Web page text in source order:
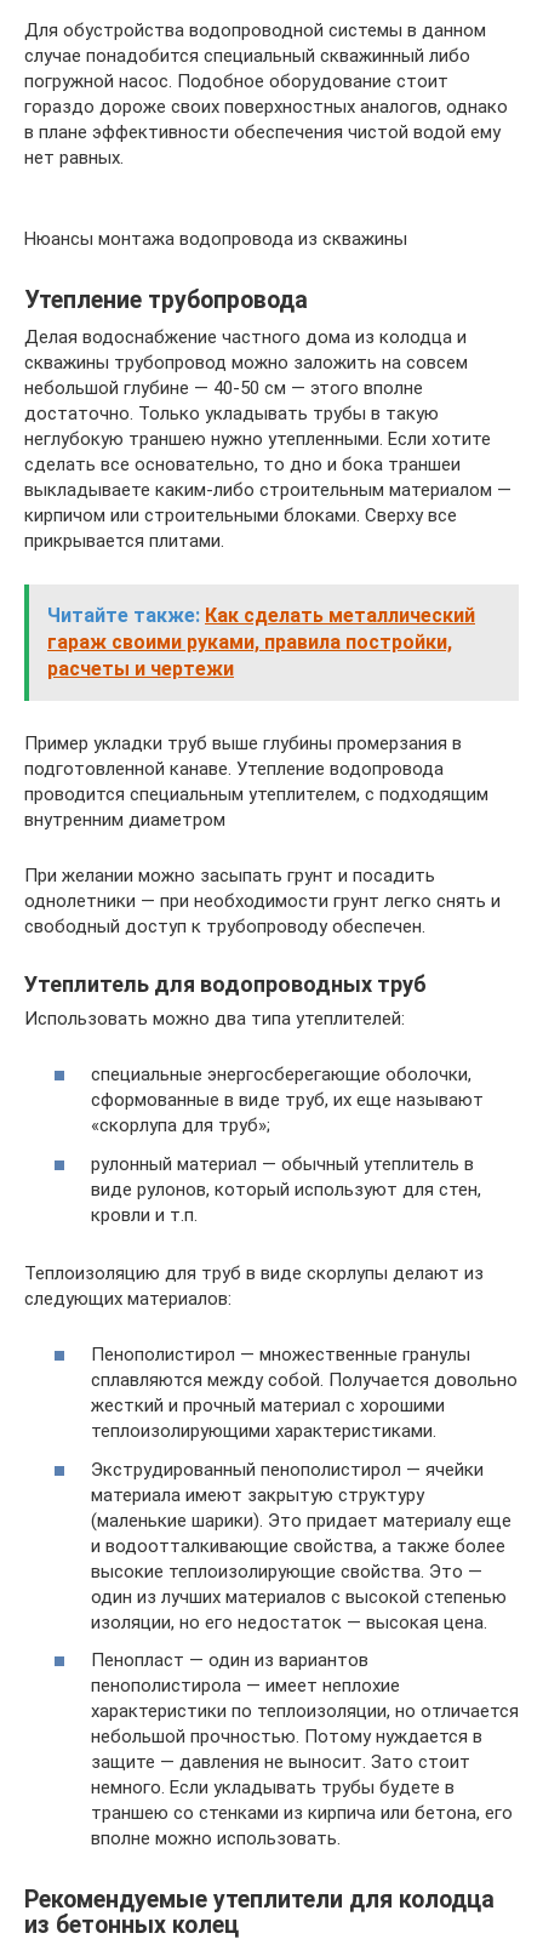
Для обустройства водопроводной системы в данном
случае понадобится специальный скважинный либо
погружной насос. Подобное оборудование стоит
гораздо дороже своих поверхностных аналогов, однако
в плане эффективности обеспечения чистой водой ему
нет равных.
Нюансы монтажа водопровода из скважины
Утепление трубопровода
Делая водоснабжение частного дома из колодца и
скважины трубопровод можно заложить на совсем
небольшой глубине — 40-50 см — этого вполне
достаточно. Только укладывать трубы в такую
неглубокую траншею нужно утепленными. Если хотите
сделать все основательно, то дно и бока траншеи
выкладываете каким-либо строительным материалом —
кирпичом или строительными блоками. Сверху все
прикрывается плитами.
Читайте также: Как сделать металлический
гараж своими руками, правила постройки,
расчеты и чертежи
Пример укладки труб выше глубины промерзания в
подготовленной канаве. Утепление водопровода
проводится специальным утеплителем, с подходящим
внутренним диаметром
При желании можно засыпать грунт и посадить
однолетники — при необходимости грунт легко снять и
свободный доступ к трубопроводу обеспечен.
Утеплитель для водопроводных труб
Использовать можно два типа утеплителей:
специальные энергосберегающие оболочки,
сформованные в виде труб, их еще называют
«скорлупа для труб»;
рулонный материал — обычный утеплитель в
виде рулонов, который используют для стен,
кровли и т.п.
Теплоизоляцию для труб в виде скорлупы делают из
следующих материалов:
Пенополистирол — множественные гранулы
сплавляются между собой. Получается довольно
жесткий и прочный материал с хорошими
теплоизолирующими характеристиками.
Экструдированный пенополистирол — ячейки
материала имеют закрытую структуру
(маленькие шарики). Это придает материалу еще
и водоотталкивающие свойства, а также более
высокие теплоизолирующие свойства. Это —
один из лучших материалов с высокой степенью
изоляции, но его недостаток — высокая цена.
Пенопласт — один из вариантов
пенополистирола — имеет неплохие
характеристики по теплоизоляции, но отличается
небольшой прочностью. Потому нуждается в
защите — давления не выносит. Зато стоит
немного. Если укладывать трубы будете в
траншею со стенками из кирпича или бетона, его
вполне можно использовать.
Рекомендуемые утеплители для колодца
из бетонных колец